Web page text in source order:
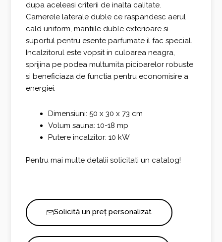
dupa aceleasi criterii de inalta calitate.
Camerele laterale duble ce raspandesc aerul
cald uniform, mantiile duble exterioare si
suportul pentru esente parfumate il fac special.
Incalzitorul este vopsit in culoarea neagra,
sprijina pe podea multumita picioarelor robuste
si beneficiaza de functia pentru economisire a
energiei.
Dimensiuni: 50 x 30 x 73 cm
Volum sauna: 10-18 mp
Putere incalzitor: 10 kW
Pentru mai multe detalii solicitati un catalog!
Solicită un preț personalizat